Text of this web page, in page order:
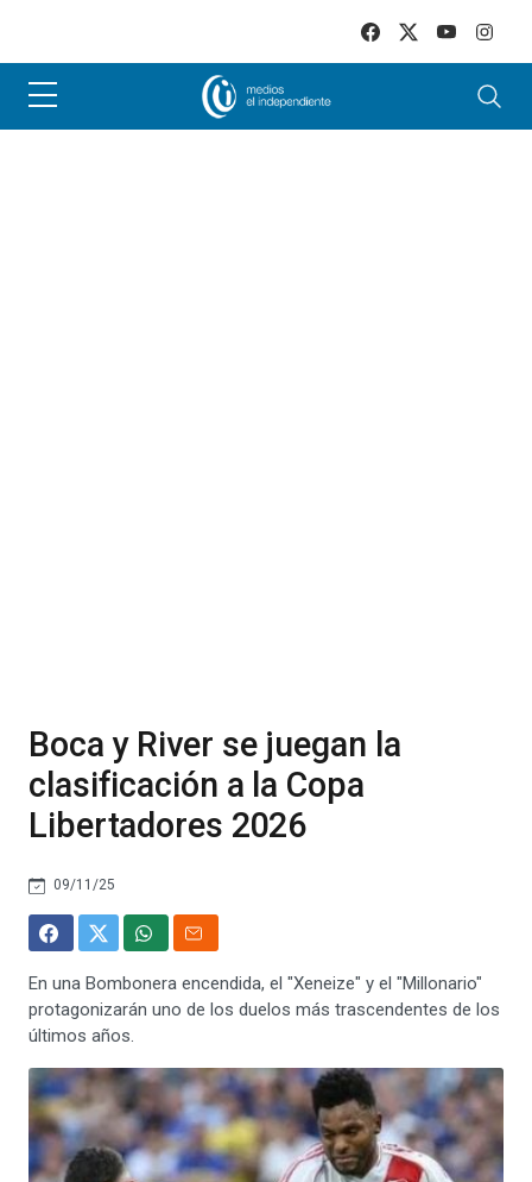
Boca y River se juegan la
clasificación a la Copa
Libertadores 2026
09/11/25
En una Bombonera encendida, el "Xeneize" y el "Millonario"
protagonizarán uno de los duelos más trascendentes de los
últimos años.